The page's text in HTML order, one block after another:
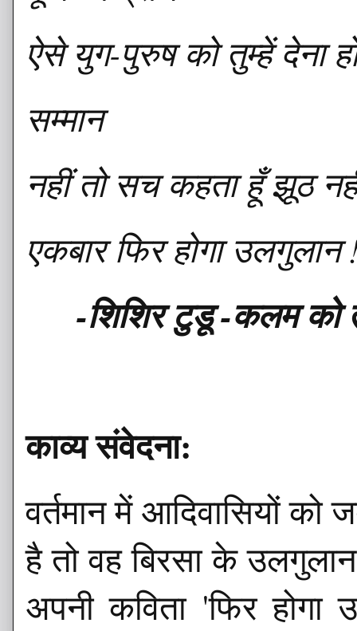
ऐसे युग-पुरुष को तुम्हें देना
सम्मान
नहीं तो सच कहता हूँ झूठ
एकबार फिर होगा उलगुलान
-शिशिर टुडू -कलम को
काव्य संवेदना:
वर्तमान में आदिवासियों
है तो वह बिरसा के
अपनी कविता 'फिर